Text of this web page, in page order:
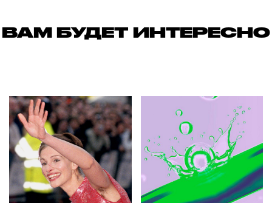
ВАМ БУДЕТ ИНТЕРЕСНО